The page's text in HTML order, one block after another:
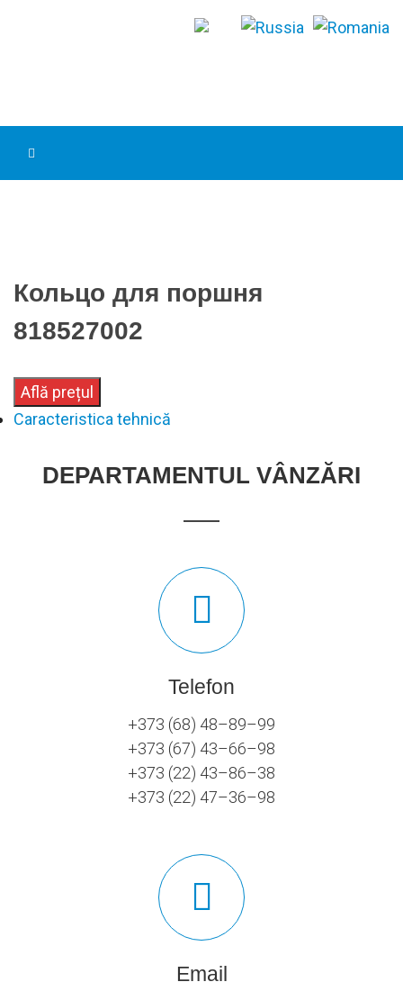
Кольцо для поршня
818527002
Află prețul
Caracteristica tehnică
DEPARTAMENTUL VÂNZĂRI
Telefon
+373 (68) 48–89–99
+373 (67) 43–66–98
+373 (22) 43–86–38
+373 (22) 47–36–98
Email